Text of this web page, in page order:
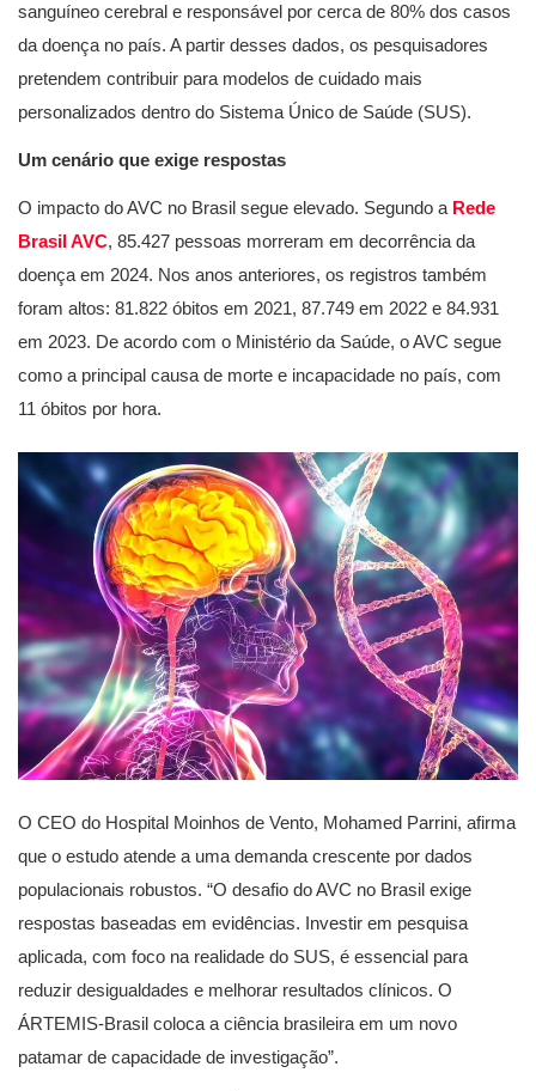
sanguíneo cerebral e responsável por cerca de 80% dos casos
da doença no país. A partir desses dados, os pesquisadores
pretendem contribuir para modelos de cuidado mais
personalizados dentro do Sistema Único de Saúde (SUS).
Um cenário que exige respostas
O impacto do AVC no Brasil segue elevado. Segundo a Rede
Brasil AVC, 85.427 pessoas morreram em decorrência da
doença em 2024. Nos anos anteriores, os registros também
foram altos: 81.822 óbitos em 2021, 87.749 em 2022 e 84.931
em 2023. De acordo com o Ministério da Saúde, o AVC segue
como a principal causa de morte e incapacidade no país, com
11 óbitos por hora.
O CEO do Hospital Moinhos de Vento, Mohamed Parrini, afirma
que o estudo atende a uma demanda crescente por dados
populacionais robustos. “O desafio do AVC no Brasil exige
respostas baseadas em evidências. Investir em pesquisa
aplicada, com foco na realidade do SUS, é essencial para
reduzir desigualdades e melhorar resultados clínicos. O
ÁRTEMIS-Brasil coloca a ciência brasileira em um novo
patamar de capacidade de investigação”.